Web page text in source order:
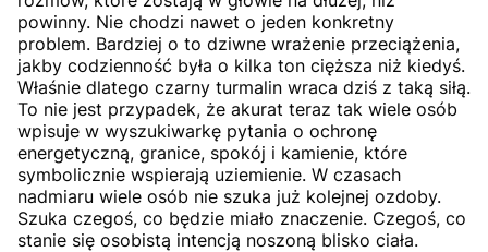
powinny. Nie chodzi nawet o jeden konkretny
problem. Bardziej o to dziwne wrażenie przeciążenia,
jakby codzienność była o kilka ton cięższa niż kiedyś.
Właśnie dlatego czarny turmalin wraca dziś z taką siłą.
To nie jest przypadek, że akurat teraz tak wiele osób
wpisuje w wyszukiwarkę pytania o ochronę
energetyczną, granice, spokój i kamienie, które
symbolicznie wspierają uziemienie. W czasach
nadmiaru wiele osób nie szuka już kolejnej ozdoby.
Szuka czegoś, co będzie miało znaczenie. Czegoś, co
stanie się osobistą intencją noszoną blisko ciała.